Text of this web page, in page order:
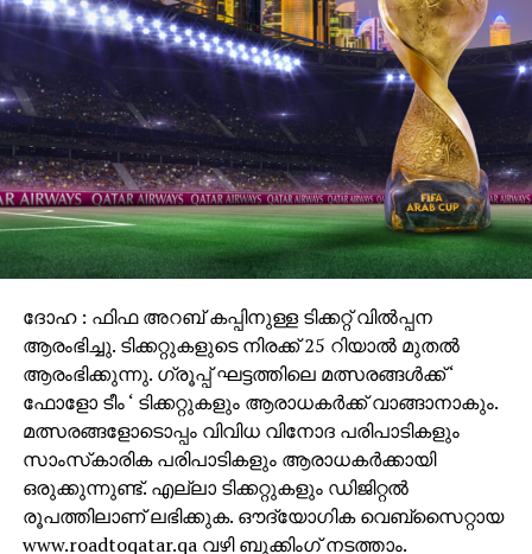
ദോഹ : ഫിഫ അറബ് കപ്പിനുള്ള ടിക്കറ്റ് വില്‍പ്പന
ആരംഭിച്ചു. ടിക്കറ്റുകളുടെ നിരക്ക് 25 റിയാല്‍ മുതല്‍
ആരംഭിക്കുന്നു. ഗ്രൂപ്പ് ഘട്ടത്തിലെ മത്സരങ്ങള്‍ക്ക് ‘
ഫോളോ ടീം ‘ ടിക്കറ്റുകളും ആരാധകര്‍ക്ക് വാങ്ങാനാകും.
മത്സരങ്ങളോടൊപ്പം വിവിധ വിനോദ പരിപാടികളും
സാംസ്‌കാരിക പരിപാടികളും ആരാധകര്‍ക്കായി
ഒരുക്കുന്നുണ്ട്. എല്ലാ ടിക്കറ്റുകളും ഡിജിറ്റല്‍
രൂപത്തിലാണ് ലഭിക്കുക. ഔദ്യോഗിക വെബ്‌സൈറ്റായ
www.roadtoqatar.qa വഴി ബുക്കിംഗ് നടത്താം.